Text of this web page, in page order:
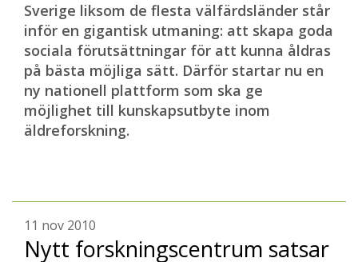
Sverige liksom de flesta välfärdsländer står
inför en gigantisk utmaning: att skapa goda
sociala förutsättningar för att kunna åldras
på bästa möjliga sätt. Därför startar nu en
ny nationell plattform som ska ge
möjlighet till kunskapsutbyte inom
äldreforskning.
11 nov 2010
Nytt forskningscentrum satsar